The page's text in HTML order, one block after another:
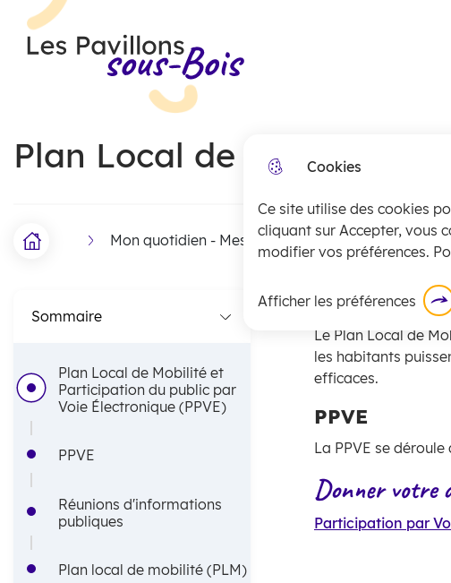
Cookies
Ce site utilise des cookies
cliquant sur Accepter, vous
modifier vos préférences.
Afficher les préférences
Skip to menu
Les Pavillons-sous-Bois
o
p
Plan Local de Mobilité de
F
'
A
a
n
Accueil Mon quotidien - Mes démarches Urbanisme
Sommaire
Plan Local de Mobilité et
Participation du public par
Voie Électronique (PPVE)
PPVE
Réunions d'informations
publiques
Plan local de mobilité (PLM)
Plan Local
Le Plan Local de
les habitants
efficaces.
PPVE
La PPVE se
Donner votre
Participation par